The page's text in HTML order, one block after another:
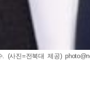
. (사진=전북대 제공)